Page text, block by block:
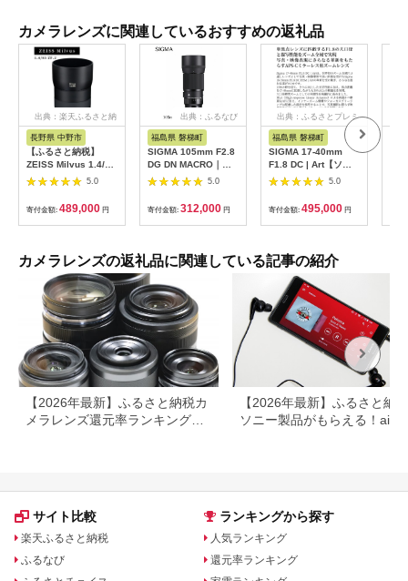
カメラレンズに関連しているおすすめの返礼品
出典：楽天ふるさと納
長野県 中野市
【ふるさと納税】
ZEISS Milvus 1.4/85
ZF.2【1214176】
5.0
寄付金額: 489,000 円
出典：ふるなび
福島県 磐梯町
SIGMA 105mm F2.8
DG DN MACRO｜
Art【ソニーEマウン
5.0
寄付金額: 312,000 円
出典：ふるさとプレミ
アム
福島県 磐梯町
SIGMA 17-40mm
F1.8 DC | Art【ソニ
ーEマウント用】
5.0
寄付金額: 495,000 円
カメラレンズの返礼品に関連している記事の紹介
【2026年最新】ふるさと納税カ
メラレンズ還元率ランキング！
【2026年最新】ふるさと納
ソニー製品がもらえる！aibo
サイト比較
楽天ふるさと納税
ふるなび
ランキングから探す
人気ランキング
還元率ランキング